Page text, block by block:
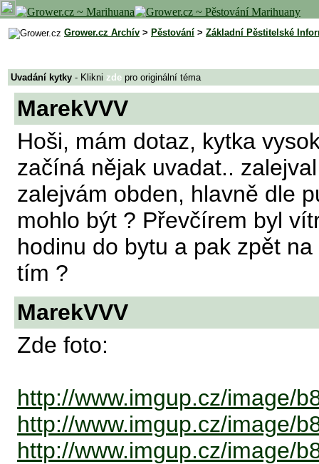
Grower.cz Archív > Pěstování > Základní Pěstitelské
Uvadání kytky - Klikni zde pro originální téma
MarekVVV
Hoši, mám dotaz, kytka
začíná nějak uvadat..
zalejvám obden, hlavně dle
mohlo být ? Převčírem byl
hodinu do bytu a pak zpět
tím ?
MarekVVV
Zde foto:
http://www.imgup.cz/image/
http://www.imgup.cz/image/
http://www.imgup.cz/image/